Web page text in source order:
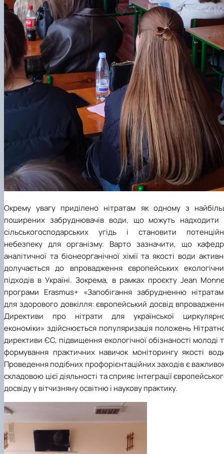
Окрему увагу приділено нітратам як одному з
поширених забруднювачів води, що можуть надходити
сільськогосподарських угідь і становити
небезпеку для організму. Варто зазначити, що
аналітичної та біонеорганічної хімії та якості води
долучається до впровадження європейських
підходів в Україні. Зокрема, в рамках проєкту Jean
програми Erasmus+ «Запобігання забрудненню
для здорового довкілля: європейський досвід
Директиви про нітрати для української
економіки» здійснюється популяризація положень
директиви ЄС, підвищення екологічної обізнаності молоді
формування практичних навичок моніторингу якості
Проведення подібних профорієнтаційних заходів є
складовою цієї діяльності та сприяє інтеграції
досвіду у вітчизняну освітню і наукову практику.